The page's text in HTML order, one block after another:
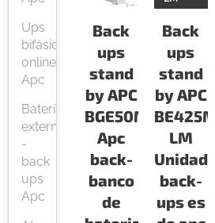
Ups
bifásicas
online
Apc
Baterías
externas
-
back
ups
Apc
Back
ups
stand
by APC
BGE50ML
Apc
back-
banco
de
Back
ups
stand
by APC
BE425M-
LM
Unidad
back-
ups es